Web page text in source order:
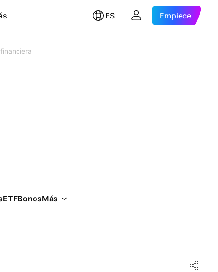
ES Empiece
ETFBonosMás